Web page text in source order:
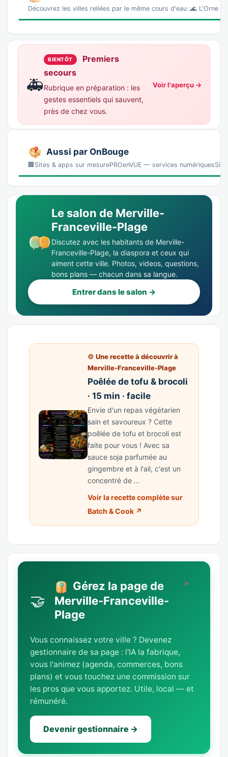
Découvrez les villes reliées par le même cours d'eau :🌊 L'Orne —
🚑
BIENTÔT
Premiers
secours
Rubrique en préparation : les
gestes essentiels qui sauvent,
près de chez vous.
Voir l'aperçu →
Aussi par OnBouge
🏢Sites & apps sur mesurePROenVUE — services
Le salon de Merville-
Franceville-Plage
Discutez avec les habitants de Merville-
Franceville-Plage, la diaspora et ceux qui
aiment cette ville. Photos, videos, questions,
bons plans — chacun dans sa langue.
Entrer dans le salon →
🍲 Une recette à découvrir à
Merville-Franceville-Plage
Poêlée de tofu & brocoli
· 15 min · facile
Envie d'un repas végétarien
sain et savoureux ? Cette
poêlée de tofu et brocoli est
faite pour vous ! Avec sa
sauce soja parfumée au
gingembre et à l'ail, c'est un
concentré de …
Voir la recette complète sur
Batch & Cook ↗
🤝
Gérez la page de
Merville-Franceville-
Plage
Vous connaissez votre ville ? Devenez
gestionnaire de sa page : l'IA la fabrique,
vous l'animez (agenda, commerces, bons
plans) et vous touchez une commission sur
les pros que vous apportez. Utile, local — et
rémunéré.
Devenir gestionnaire →